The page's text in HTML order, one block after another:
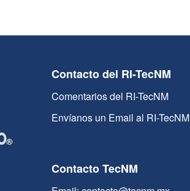
Contacto del RI-TecNM
Comentarios del RI-TecNM
Envíanos un Email al RI-TecNM
Contacto TecNM